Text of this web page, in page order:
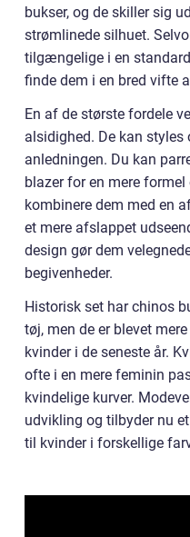
bukser, og de skiller sig
strømlinede silhuet.
tilgængelige i en
finde dem i en bred vifte
En af de største fordele
alsidighed. De kan
anledningen. Du kan
blazer for en mere
kombinere dem med en
et mere afslappet
design gør dem
begivenheder.
Historisk set har chinos
tøj, men de er blevet
kvinder i de seneste år.
ofte i en mere feminin
kvindelige kurver.
udvikling og tilbyder nu
til kvinder i forskellige